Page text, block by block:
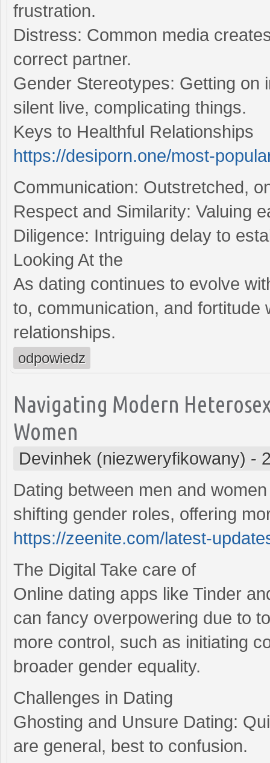
frustration.
Distress: Common media
correct partner.
Gender Stereotypes: Getting on
silent live, complicating things.
Keys to Healthful Relationships
https://desiporn.one/most-
Communication: Outstretched,
Respect and Similarity: Valuing
Diligence: Intriguing delay to
Looking At the
As dating continues to evolve
to, communication, and
relationships.
odpowiedz
Navigating Modern
Women
Devinhek (niezweryfikowany) -
Dating between men and
shifting gender roles, offering
https://zeenite.com/latest-
The Digital Take care of
Online dating apps like Tinder
can fancy overpowering due to
more control, such as initiating
broader gender equality.
Challenges in Dating
Ghosting and Unsure Dating:
are general, best to confusion.